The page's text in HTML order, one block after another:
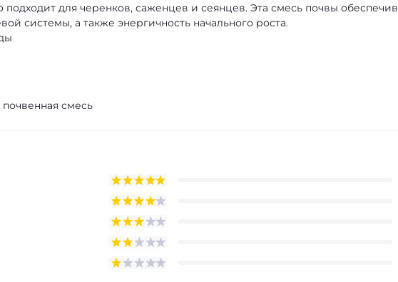
подходит для черенков, саженцев и сеянцев. Эта смесь почвы
системы, а также энергичность начального роста.
смесь